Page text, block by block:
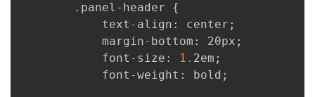
. panel - header {
            text
- align : center ;
            margin
- bottom : 20px ;
            font
- size : 1. 2em ;
            font
-weight : bold ;